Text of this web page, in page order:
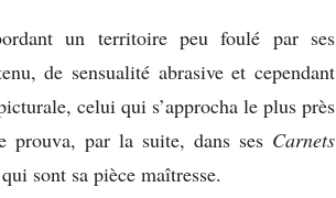
un territoire peu foulé par ses
de sensualité abrasive et cependant
celui qui s’approcha le plus près
prouva, par la suite, dans ses Carnets
sont sa pièce maîtresse.